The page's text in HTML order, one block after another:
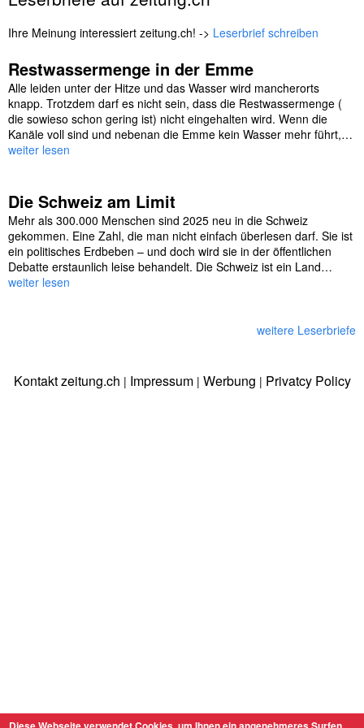
Ihre Meinung interessiert zeitung.ch! -> Leserbrief schreiben
Restwassermenge in der Emme
Alle leiden unter der Hitze und das Wasser wird mancherorts
knapp. Trotzdem darf es nicht sein, dass die Restwassermenge (
die sowieso schon gering ist) nicht eingehalten wird. Wenn die
Kanäle voll sind und nebenan die Emme kein Wasser mehr führt,…
weiter lesen
Die Schweiz am Limit
Mehr als 300.000 Menschen sind 2025 neu in die Schweiz
gekommen. Eine Zahl, die man nicht einfach überlesen darf. Sie ist
ein politisches Erdbeben – und doch wird sie in der öffentlichen
Debatte erstaunlich leise behandelt. Die Schweiz ist ein Land…
weiter lesen
weitere Leserbriefe
Kontakt zeitung.ch | Impressum| Werbung | Privatcy Policy